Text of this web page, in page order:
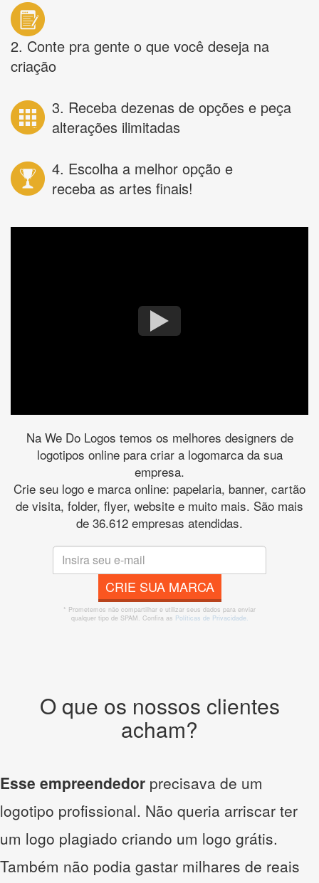
2. Conte pra gente o que você deseja na
criação
3. Receba dezenas de opções e peça
alterações ilimitadas
4. Escolha a melhor opção e
receba as artes finais!
Na We Do Logos temos os melhores designers de
logotipos online para criar a logomarca da sua
empresa.
Crie seu logo e marca online: papelaria, banner, cartão
de visita, folder, flyer, website e muito mais. São mais
de 36.612 empresas atendidas.
CRIE SUA MARCA
* Prometemos não compartilhar e utilizar seus dados para enviar
qualquer tipo de SPAM. Confira as Políticas de Privacidade.
O que os nossos clientes
acham?
Esse empreendedor precisava de um
logotipo profissional. Não queria arriscar ter
um logo plagiado criando um logo grátis.
Também não podia gastar milhares de reais